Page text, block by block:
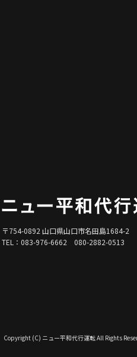
〒754-0892 山口県山口市名田島1684-2
TEL：083-976-6662 080-2882-0513
Copyright (C) ニュー平和代行運転 All Rights